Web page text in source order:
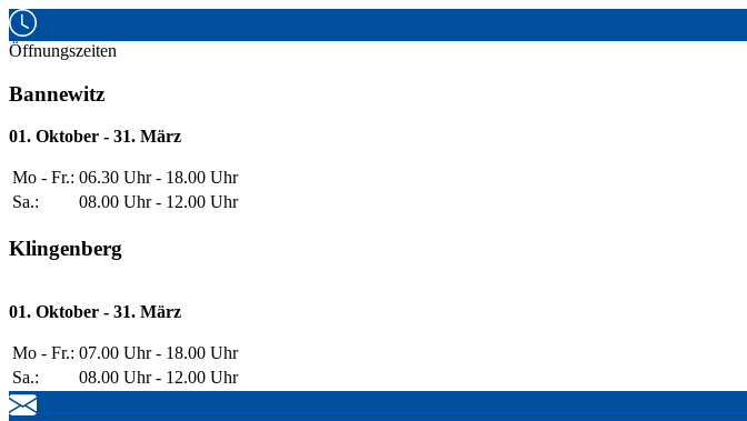
Öffnungszeiten
Bannewitz
01. Oktober - 31. März
Mo - Fr.: 06.30 Uhr - 18.00 Uhr
Sa.:
08.00 Uhr - 12.00 Uhr
Klingenberg
01. Oktober - 31. März
Mo - Fr.: 07.00 Uhr - 18.00 Uhr
Sa.:
08.00 Uhr - 12.00 Uhr